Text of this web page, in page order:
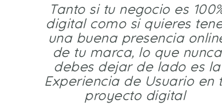
Tanto si tu negocio es
digital como si quieres
una buena presencia
de tu marca, lo que nunca
debes dejar de lado es la
Experiencia de Usuario en
proyecto digital